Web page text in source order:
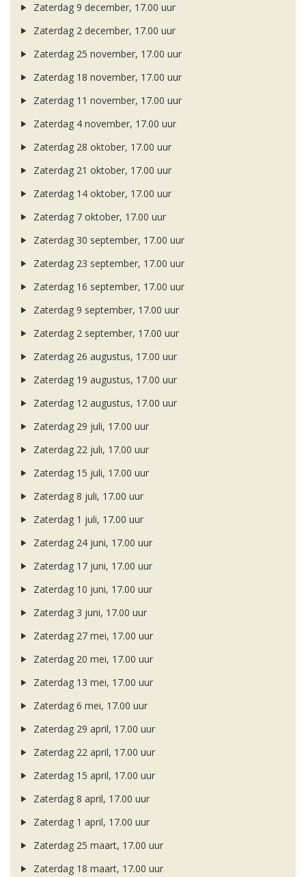
Zaterdag 9 december, 17.00 uur
Zaterdag 2 december, 17.00 uur
Zaterdag 25 november, 17.00 uur
Zaterdag 18 november, 17.00 uur
Zaterdag 11 november, 17.00 uur
Zaterdag 4 november, 17.00 uur
Zaterdag 28 oktober, 17.00 uur
Zaterdag 21 oktober, 17.00 uur
Zaterdag 14 oktober, 17.00 uur
Zaterdag 7 oktober, 17.00 uur
Zaterdag 30 september, 17.00 uur
Zaterdag 23 september, 17.00 uur
Zaterdag 16 september, 17.00 uur
Zaterdag 9 september, 17.00 uur
Zaterdag 2 september, 17.00 uur
Zaterdag 26 augustus, 17.00 uur
Zaterdag 19 augustus, 17.00 uur
Zaterdag 12 augustus, 17.00 uur
Zaterdag 29 juli, 17.00 uur
Zaterdag 22 juli, 17.00 uur
Zaterdag 15 juli, 17.00 uur
Zaterdag 8 juli, 17.00 uur
Zaterdag 1 juli, 17.00 uur
Zaterdag 24 juni, 17.00 uur
Zaterdag 17 juni, 17.00 uur
Zaterdag 10 juni, 17.00 uur
Zaterdag 3 juni, 17.00 uur
Zaterdag 27 mei, 17.00 uur
Zaterdag 20 mei, 17.00 uur
Zaterdag 13 mei, 17.00 uur
Zaterdag 6 mei, 17.00 uur
Zaterdag 29 april, 17.00 uur
Zaterdag 22 april, 17.00 uur
Zaterdag 15 april, 17.00 uur
Zaterdag 8 april, 17.00 uur
Zaterdag 1 april, 17.00 uur
Zaterdag 25 maart, 17.00 uur
Zaterdag 18 maart, 17.00 uur